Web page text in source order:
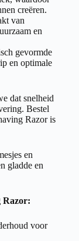
creëren.
van
en
gevormde
en optimale
dat snelheid
Bestel
Razor is
en
gladde en
Razor:
voor